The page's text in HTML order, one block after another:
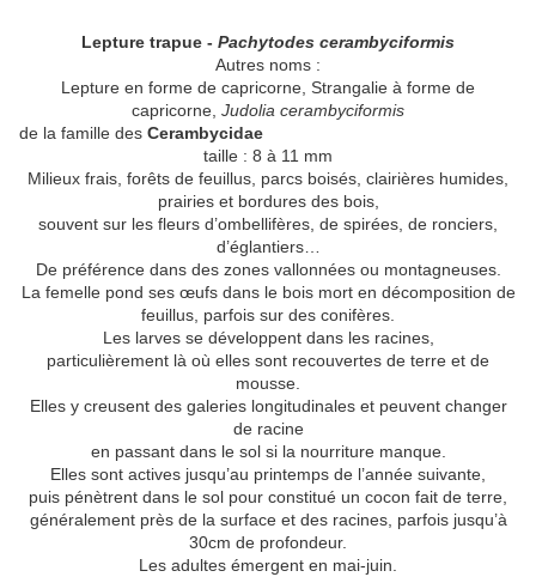
Lepture trapue - Pachytodes cerambyciformis
Autres noms :
Lepture en forme de capricorne, Strangalie à forme de
capricorne, Judolia cerambyciformis
de la famille des Cerambycidae
taille : 8 à 11 mm
Milieux frais, forêts de feuillus, parcs boisés, clairières humides,
prairies et bordures des bois,
souvent sur les fleurs d’ombellifères, de spirées, de ronciers,
d’églantiers…
De préférence dans des zones vallonnées ou montagneuses.
La femelle pond ses œufs dans le bois mort en décomposition de
feuillus, parfois sur des conifères.
Les larves se développent dans les racines,
particulièrement là où elles sont recouvertes de terre et de
mousse.
Elles y creusent des galeries longitudinales et peuvent changer
de racine
en passant dans le sol si la nourriture manque.
Elles sont actives jusqu’au printemps de l’année suivante,
puis pénètrent dans le sol pour constitué un cocon fait de terre,
généralement près de la surface et des racines, parfois jusqu’à
30cm de profondeur.
Les adultes émergent en mai-juin.